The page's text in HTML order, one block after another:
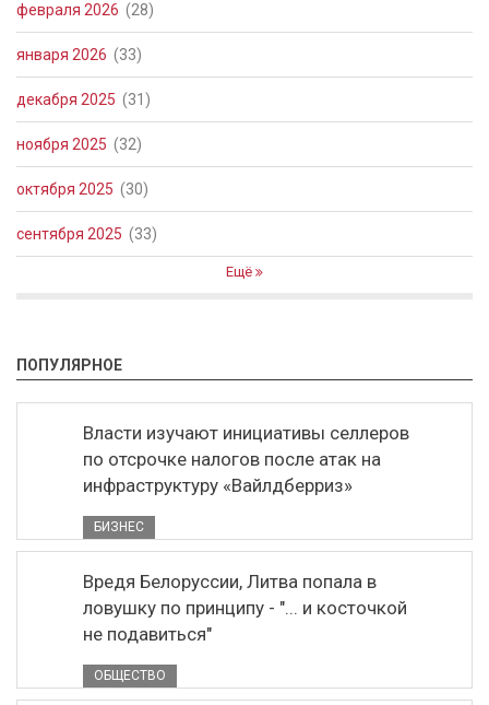
февраля 2026 (28)
января 2026 (33)
декабря 2025 (31)
ноября 2025 (32)
октября 2025 (30)
сентября 2025 (33)
Ещё
ПОПУЛЯРНОЕ
Власти изучают инициативы селлеров
по отсрочке налогов после атак на
инфраструктуру «Вайлдберриз»
БИЗНЕС
Вредя Белоруссии, Литва попала в
ловушку по принципу - "... и косточкой
не подавиться"
ОБЩЕСТВО